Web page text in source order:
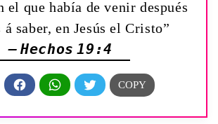
el que había de venir después
á saber, en Jesús el Cristo”
— Hechos 19:4